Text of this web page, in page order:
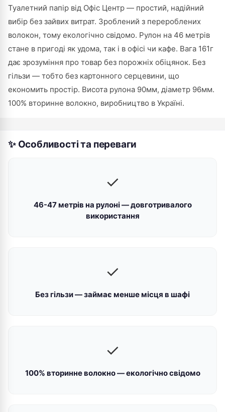
Туалетний папір від Офіс Центр — простий, надійний
вибір без зайвих витрат. Зроблений з перероблених
волокон, тому екологічно свідомо. Рулон на 46 метрів
стане в пригоді як удома, так і в офісі чи кафе. Вага 161г
дає зрозуміння про товар без порожніх обіцянок. Без
гільзи — тобто без картонного серцевини, що
економить простір. Висота рулона 90мм, діаметр 96мм.
100% вторинне волокно, виробництво в Україні.
✨ Особливості та переваги
✓
46-47 метрів на рулоні — довготривалого
використання
✓
Без гільзи — займає менше місця в шафі
✓
100% вторинне волокно — екологічно свідомо